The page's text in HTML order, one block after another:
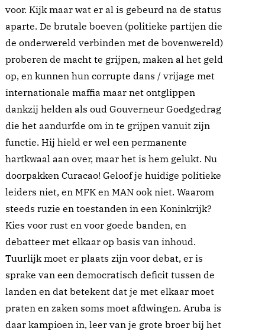
voor. Kijk maar wat er al is gebeurd na de status
aparte. De brutale boeven (politieke partijen die
de onderwereld verbinden met de bovenwereld)
proberen de macht te grijpen, maken al het geld
op, en kunnen hun corrupte dans / vrijage met
internationale maffia maar net ontglippen
dankzij helden als oud Gouverneur Goedgedrag
die het aandurfde om in te grijpen vanuit zijn
functie. Hij hield er wel een permanente
hartkwaal aan over, maar het is hem gelukt. Nu
doorpakken Curacao! Geloof je huidige politieke
leiders niet, en MFK en MAN ook niet. Waarom
steeds ruzie en toestanden in een Koninkrijk?
Kies voor rust en voor goede banden, en
debatteer met elkaar op basis van inhoud.
Tuurlijk moet er plaats zijn voor debat, er is
sprake van een democratisch deficit tussen de
landen en dat betekent dat je met elkaar moet
praten en zaken soms moet afdwingen. Aruba is
daar kampioen in, leer van je grote broer bij het